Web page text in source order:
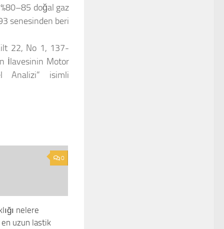
doğal gaz
senesinden beri
22, No 1, 137-
İlavesinin Motor
Analizi” isimli
0
nelere
en uzun lastik